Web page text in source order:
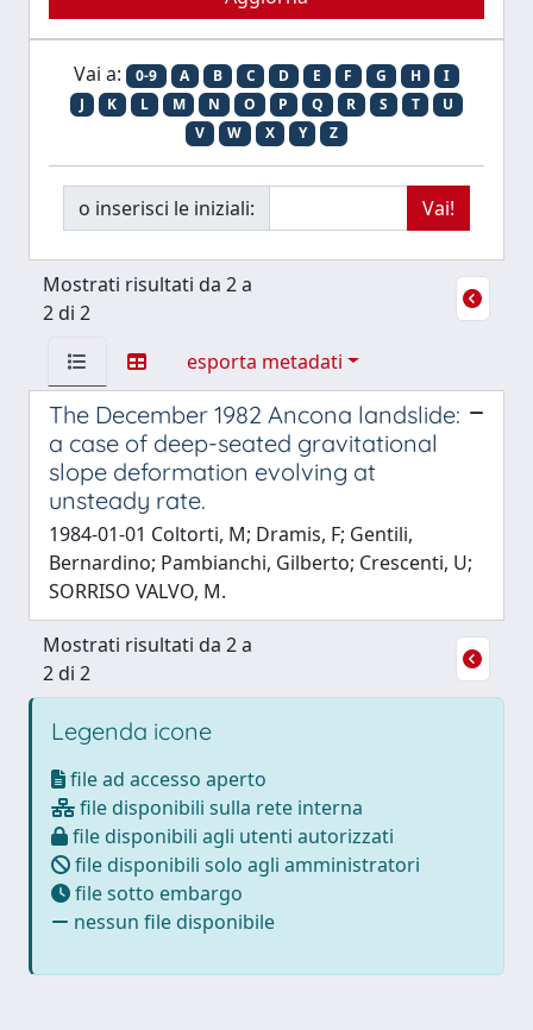
Vai a: 0-9 A B C D E F G H
I
J
K L M N O P Q R S T
U
V
W X Y Z
o inserisci le iniziali:
Mostrati risultati da 2 a
2 di 2
esporta metadati
The December 1982 Ancona landslide:
a case of deep-seated gravitational
slope deformation evolving at
unsteady rate.
1984-01-01 Coltorti, M; Dramis, F; Gentili,
Bernardino; Pambianchi, Gilberto; Crescenti, U;
SORRISO VALVO, M.
Mostrati risultati da 2 a
2 di 2
Legenda icone
file ad accesso aperto
file disponibili sulla rete interna
file disponibili agli utenti autorizzati
file disponibili solo agli amministratori
file sotto embargo
nessun file disponibile